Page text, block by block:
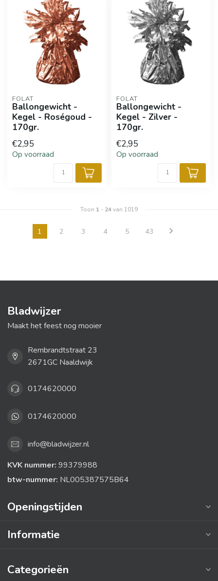
FOLAT
Ballongewicht -
Kegel - Roségoud -
170gr.
€2,95
Op voorraad
FOLAT
Ballongewicht -
Kegel - Zilver -
170gr.
€2,95
Op voorraad
Toon 1 - 24van 1019
1 2 3 4 5 43
Bladwijzer
Maakt het feest nog mooier
Rembrandtstraat 23
2671GC Naaldwijk
0174620000
0174620000
info@bladwijzer.nl
KVK nummer: 99379988
btw-nummer: NL005387575B64
Openingstijden
Informatie
Categorieën